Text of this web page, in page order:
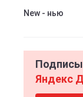
New - нью
Яндекс